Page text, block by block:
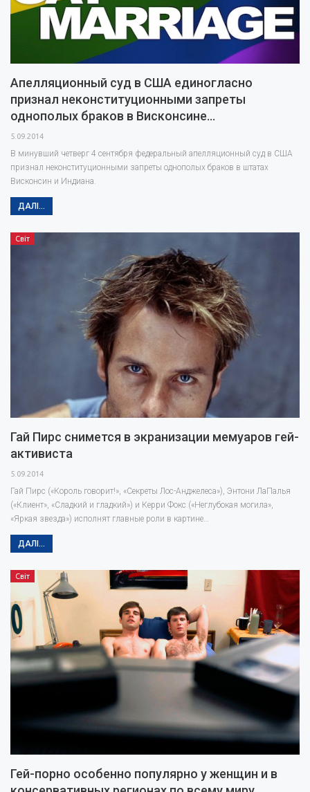
Апелляционный суд в США единогласно
признал неконституционными запреты
однополых браков в Висконсине…
5.09.2014
В минувший четверг 4 сентября федеральный апелляционный суд в США
признал неконституционными запреты однополых браков в штатах
Висконсин и Индиана.
ДАЛІ...
Світ
Гай Пирс снимется в экранизации мемуаров гей-
активиста
5.09.2014
Гай Пирс («Король говорит!», «Секреты Лос-Анджелеса»), Энтони ЛаПалья
(«Клиент», «Сладкий и гладкий») и Керри Фокс («Неглубокая могила»,
«Яркая звезда») исполнят главные роли в картине…
ДАЛІ...
Світ
Гей-порно особенно популярно у женщин и в